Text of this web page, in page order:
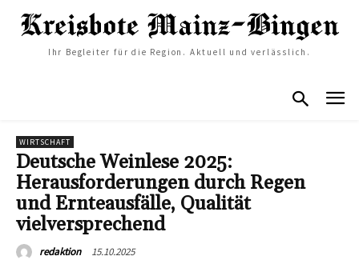
Ihr Begleiter für die Region. Aktuell und verlässlich.
WIRTSCHAFT
Deutsche Weinlese 2025:
Herausforderungen durch Regen
und Ernteausfälle, Qualität
vielversprechend
redaktion 15.10.2025